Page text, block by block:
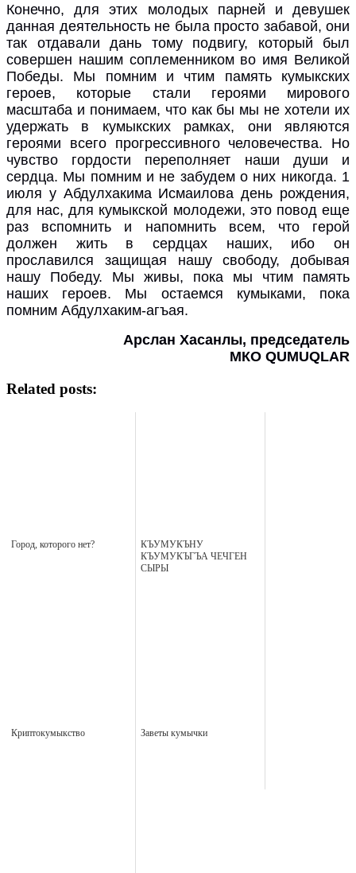
Конечно, для этих молодых парней и девушек
данная деятельность не была просто забавой, они
так отдавали дань тому подвигу, который был
совершен нашим соплеменником во имя Великой
Победы. Мы помним и чтим память кумыкских
героев, которые стали героями мирового
масштаба и понимаем, что как бы мы не хотели их
удержать в кумыкских рамках, они являются
героями всего прогрессивного человечества. Но
чувство гордости переполняет наши души и
сердца. Мы помним и не забудем о них никогда. 1
июля у Абдулхакима Исмаилова день рождения,
для нас, для кумыкской молодежи, это повод еще
раз вспомнить и напомнить всем, что герой
должен жить в сердцах наших, ибо он
прославился защищая нашу свободу, добывая
нашу Победу. Мы живы, пока мы чтим память
наших героев. Мы остаемся кумыками, пока
помним Абдулхаким-агъая.
Арслан Хасанлы, председатель
МКО QUMUQLAR
Related posts:
Город, которого нет?
КЪУМУКЪНУ
КЪУМУКЪГЪА ЧЕЧГЕН
СЫРЫ
Криптокумыкство Заветы кумычки